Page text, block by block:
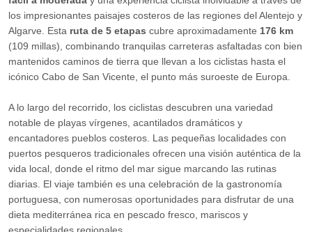
los impresionantes paisajes costeros de las regiones del Alentejo y
Algarve. Esta ruta de 5 etapas cubre aproximadamente 176 km
(109 millas), combinando tranquilas carreteras asfaltadas con bien
mantenidos caminos de tierra que llevan a los ciclistas hasta el
icónico Cabo de San Vicente, el punto más suroeste de Europa.
A lo largo del recorrido, los ciclistas descubren una variedad
notable de playas vírgenes, acantilados dramáticos y
encantadores pueblos costeros. Las pequeñas localidades con
puertos pesqueros tradicionales ofrecen una visión auténtica de la
vida local, donde el ritmo del mar sigue marcando las rutinas
diarias. El viaje también es una celebración de la gastronomía
portuguesa, con numerosas oportunidades para disfrutar de una
dieta mediterránea rica en pescado fresco, mariscos y